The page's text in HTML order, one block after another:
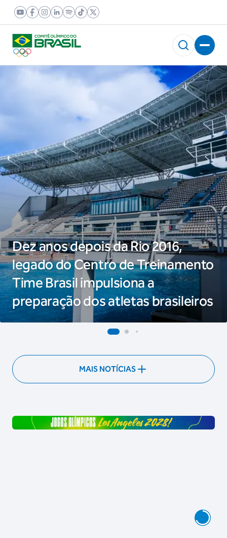
Dez anos depois da Rio 2016,
legado do Centro de Treinamento
Time Brasil impulsiona a
preparação dos atletas brasileiros
MAIS NOTÍCIAS